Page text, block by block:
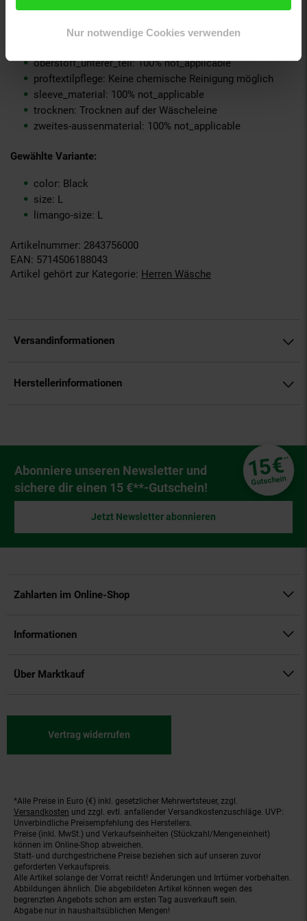
Nur notwendige Cookies verwenden
material-verzierung: 100% not_applicable
oberstoff_unterer_teil: 100% not_applicable
proftextilpflege: Keine chemische Reinigung möglich
sleeve_material: 100% not_applicable
trocknen: Trocknen auf der Wäscheleine
zweites-aussenmaterial: 100% not_applicable
Gewählte Variante:
color: Black
size: L
limango-size: L
Artikelnummer: 2843756000
EAN: 5714506188043
Artikel gehört zur Kategorie: Herren Wäsche
Versandinformationen
Herstellerinformationen
Newsletter Anmeldung
Abonniere unseren Newsletter und
sichere dir einen 15 €**-Gutschein!
15€**
Gutschein
Jetzt Newsletter abonnieren
Zahlarten im Online-Shop
Informationen
Über Marktkauf
Vertrag widerrufen
Fußnoten
*Alle Preise in Euro (€) inkl. gesetzlicher Mehrwertsteuer, zzgl.
Versandkosten und zzgl. evtl. anfallender Versandkostenzuschläge. UVP:
Unverbindliche Preisempfehlung des Herstellers.
Preise (inkl. MwSt.) und Verkaufseinheiten (Stückzahl/Mengeneinheit)
können im Online-Shop abweichen.
Statt- und durchgestrichene Preise beziehen sich auf unseren zuvor
geforderten Verkaufspreis.
Alle Artikel solange der Vorrat reicht! Änderungen und Irrtümer vorbehalten.
Abbildungen ähnlich. Die abgebildeten Artikel können wegen des
begrenzten Angebots schon am ersten Tag ausverkauft sein.
Abgabe nur in haushaltsüblichen Mengen!